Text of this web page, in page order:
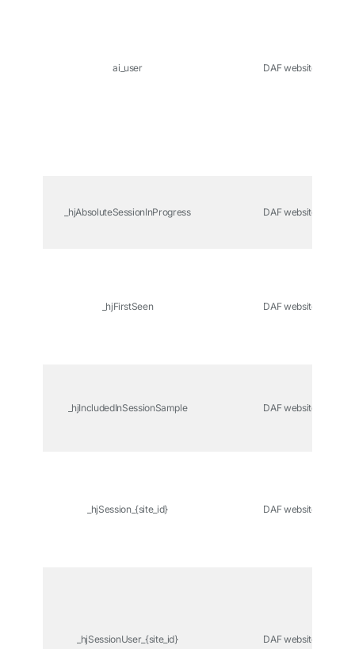
ai_user DAF website
_hjAbsoluteSessionInProgress DAF website
_hjFirstSeen DAF website
_hjIncludedInSessionSample DAF website
_hjSession_{site_id} DAF website
_hjSessionUser_{site_id} DAF website